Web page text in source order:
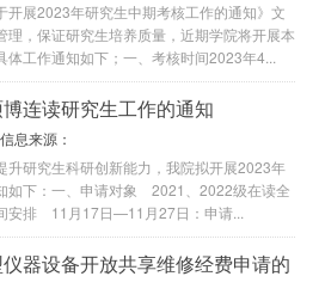
开展2023年研究生中期考核工作的通知》文
，保证研究生培养质量，近期学院将开展本
工作通知如下；一、考核时间2023年4...
连读研究生工作的通知
信息来源：
研究生科研创新能力，我院拟开展2023年
如下：一、申请对象 2021、2022级在读全
安排 11月17日—11月27日：申请...
器设备开放共享维修经费申请的